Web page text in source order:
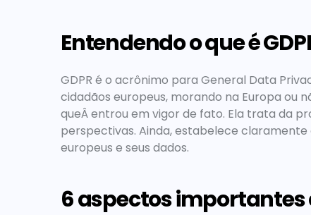
Entendendo o que é
GDPR é o acrônimo para General Data
cidadãos europeus, morando na Europa ou
queÂ entrou em vigor de fato. Ela trata da
perspectivas. Ainda, estabelece
europeus e seus dados.
6 aspectos importantes